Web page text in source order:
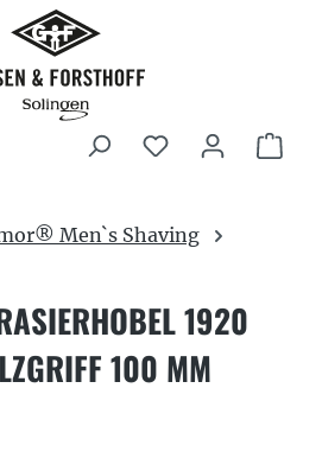
Men`s Shaving
1920
100 MM